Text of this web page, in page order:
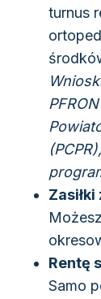
turnus
Rentę
Samo